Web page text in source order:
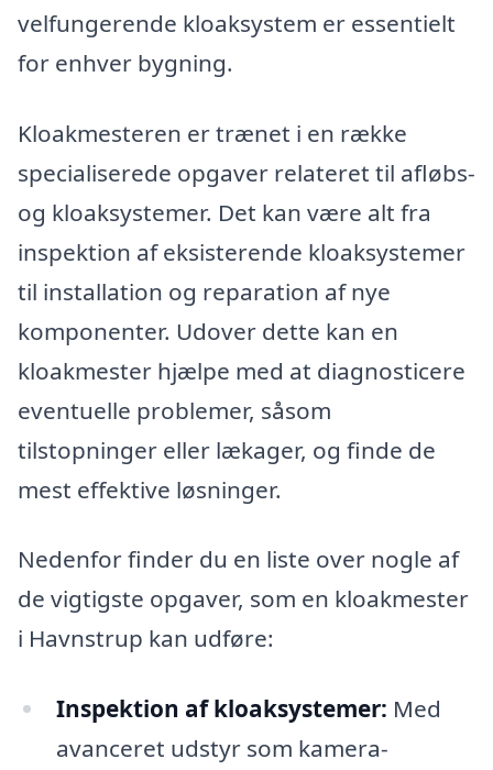
velfungerende kloaksystem er essentielt
for enhver bygning.
Kloakmesteren er trænet i en række
specialiserede opgaver relateret til afløbs-
og kloaksystemer. Det kan være alt fra
inspektion af eksisterende kloaksystemer
til installation og reparation af nye
komponenter. Udover dette kan en
kloakmester hjælpe med at diagnosticere
eventuelle problemer, såsom
tilstopninger eller lækager, og finde de
mest effektive løsninger.
Nedenfor finder du en liste over nogle af
de vigtigste opgaver, som en kloakmester
i Havnstrup kan udføre:
Inspektion af kloaksystemer: Med
avanceret udstyr som kamera-